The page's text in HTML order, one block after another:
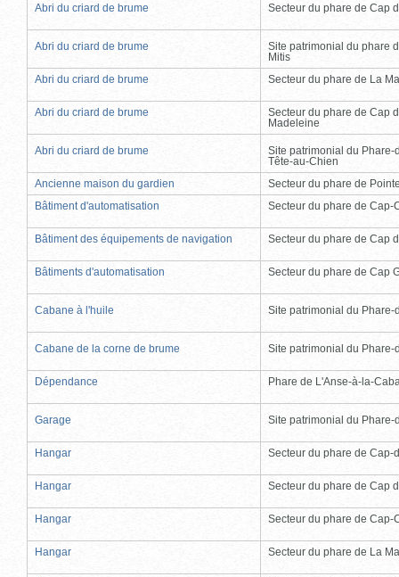
Abri du criard de brume
Secteur du phare de Cap
Abri du criard de brume
Site patrimonial du phare
Mitis
Abri du criard de brume
Secteur du phare de La
Abri du criard de brume
Secteur du phare de Cap
Madeleine
Abri du criard de brume
Site patrimonial du Phare-
Tête-au-Chien
Ancienne maison du gardien
Secteur du phare de
Bâtiment d'automatisation
Secteur du phare de Cap-
Bâtiment des équipements de navigation Secteur du phare de Cap
Bâtiments d'automatisation Secteur du phare de Cap
Cabane à l'huile Site patrimonial du Phare-
Cabane de la corne de brume Site patrimonial du Phare-
Dépendance Phare de L'Anse-à-la-
Garage Site patrimonial du Phare-
Hangar Secteur du phare de Cap-
Hangar Secteur du phare de Cap
Hangar Secteur du phare de Cap-
Hangar Secteur du phare de La